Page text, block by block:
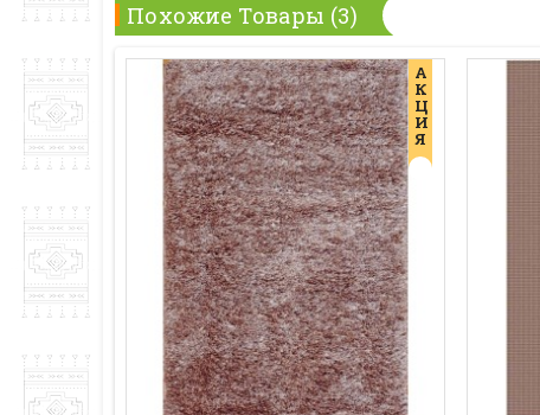
Похожие Товары (3)
А
К
Ц
И
Я